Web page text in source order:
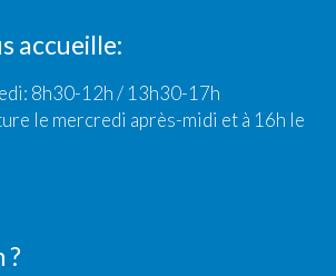
accueille:
8h30-12h / 13h30-17h
le mercredi après-midi et à 16h le
?